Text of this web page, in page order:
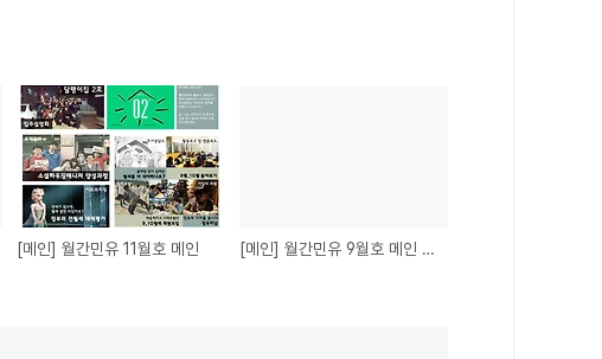
[메인] 월간민유 11월호 메인 [메인] 월간민유 9월호 메인 페이지